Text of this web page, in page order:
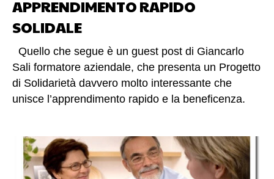
APPRENDIMENTO RAPIDO
SOLIDALE
Quello che segue è un guest post di Giancarlo
Sali formatore aziendale, che presenta un Progetto
di Solidarietà davvero molto interessante che
unisce l’apprendimento rapido e la beneficenza.